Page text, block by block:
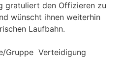
gratuliert den Offizieren zu
wünscht ihnen weiterhin
Laufbahn.
Gruppe Verteidigung